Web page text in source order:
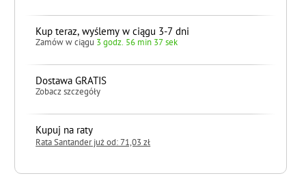
Kup teraz, wyślemy w ciągu 3-7 dni
Zamów w ciągu 3 godz. 56 min 36 sek
Dostawa GRATIS
Zobacz szczegóły
Kupuj na raty
Rata Santander już od: 71,03 zł